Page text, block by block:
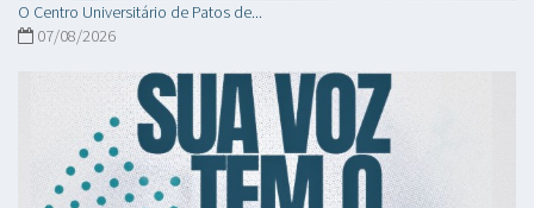
O Centro Universitário de Patos de...
07/08/2026